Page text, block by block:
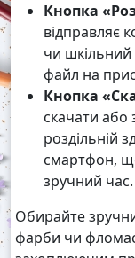
Кнопка
відправляє
чи шкільний
файл на
Кнопка
скачати або
роздільній
смартфон,
зручний час.
Обирайте
фарби чи